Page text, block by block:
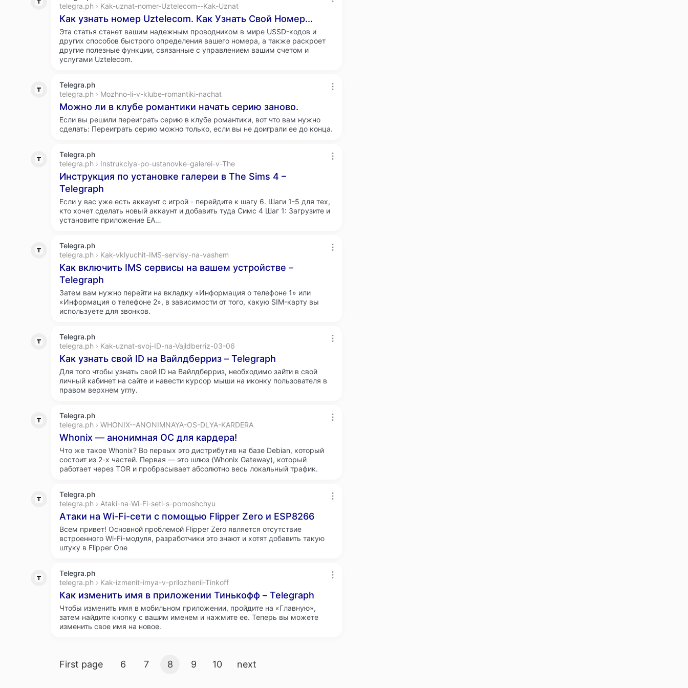
telegra.ph › Kak-uznat-nomer-Uztelecom--Kak-Uznat
Как узнать номер Uztelecom. Как Узнать Свой Номер...
Эта статья станет вашим надежным проводником в мире USSD-кодов и
других способов быстрого определения вашего номера, а также раскроет
другие полезные функции, связанные с управлением вашим счетом и
услугами Uztelecom.
Telegra.ph
telegra.ph › Mozhno-li-v-klube-romantiki-nachat
Можно ли в клубе романтики начать серию заново.
Если вы решили переиграть серию в клубе романтики, вот что вам нужно
сделать: Переиграть серию можно только, если вы не доиграли ее до конца.
Telegra.ph
telegra.ph › Instrukciya-po-ustanovke-galerei-v-The
Инструкция по установке галереи в The Sims 4 –
Telegraph
Если у вас уже есть аккаунт с игрой - перейдите к шагу 6. Шаги 1-5 для тех,
кто хочет сделать новый аккаунт и добавить туда Симс 4 Шаг 1: Загрузите и
установите приложение EA…
Telegra.ph
telegra.ph › Kak-vklyuchit-IMS-servisy-na-vashem
Как включить IMS сервисы на вашем устройстве –
Telegraph
Затем вам нужно перейти на вкладку «Информация о телефоне 1» или
«Информация о телефоне 2», в зависимости от того, какую SIM-карту вы
используете для звонков.
Telegra.ph
telegra.ph › Kak-uznat-svoj-ID-na-Vajldberriz-03-06
Как узнать свой ID на Вайлдберриз – Telegraph
Для того чтобы узнать свой ID на Вайлдберриз, необходимо зайти в свой
личный кабинет на сайте и навести курсор мыши на иконку пользователя в
правом верхнем углу.
Telegra.ph
telegra.ph › WHONIX--ANONIMNAYA-OS-DLYA-KARDERA
Whonix — анонимная ОС для кардера!
Что же такое Whonix? Во первых это дистрибутив на базе Debian, который
состоит из 2-х частей. Первая — это шлюз (Whonix Gateway), который
работает через TOR и пробрасывает абсолютно весь локальный трафик.
Telegra.ph
telegra.ph › Ataki-na-Wi-Fi-seti-s-pomoshchyu
Атаки на Wi-Fi-сети с помощью Flipper Zero и ESP8266
Всем привет! Основной проблемой Flipper Zero является отсутствие
встроенного Wi-Fi-модуля, разработчики это знают и хотят добавить такую
штуку в Flipper One
Telegra.ph
telegra.ph › Kak-izmenit-imya-v-prilozhenii-Tinkoff
Как изменить имя в приложении Тинькофф – Telegraph
Чтобы изменить имя в мобильном приложении, пройдите на «Главную»,
затем найдите кнопку с вашим именем и нажмите ее. Теперь вы можете
изменить свое имя на новое.
Search result pages
First page 6 7 8 9 10 next